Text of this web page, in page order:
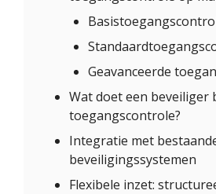
Geavanceerde
Wat doet een beveiliger
toegangscontrole?
Integratie met
beveiligingssystemen
Flexibele inzet: